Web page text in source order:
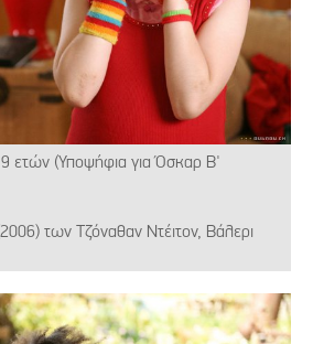
ετών (Υποψήφια για Όσκαρ Β'
των Τζόναθαν Ντέιτον, Βάλερι